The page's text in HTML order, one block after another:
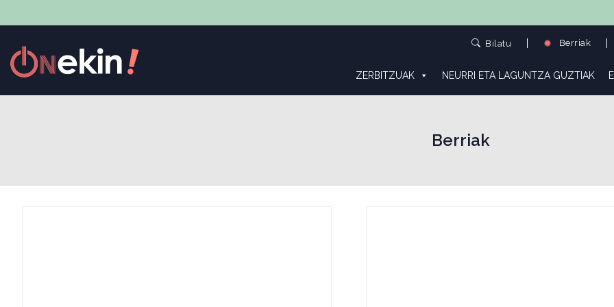
Bilatu Berriak
ZERBITZUAK NEURRI ETA LAGUNTZA GUZTIAK
Berriak